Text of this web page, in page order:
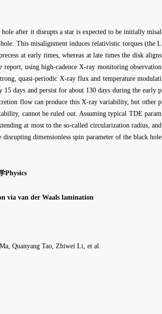
after it disrupts a star is expected to be initially misal
This misalignment induces relativistic torques (the L
at early times, whereas at late times the disk aligns
report, using high-cadence X-ray monitoring observation
quasi-periodic X-ray flux and temperature modulati
days and persist for about 130 days during the early p
flow can produce this X-ray variability, but other p
cannot be ruled out. Assuming typical TDE param
at most to the so-called circularization radius, and
dimensionless spin parameter of the black hole
Physics
via van der Waals lamination
Quanyang Tao, Zhiwei Li, et al.